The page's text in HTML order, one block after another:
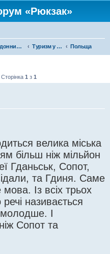
«Рюкзак»
Закордонний туризм Туризм у Європі Польща
1 з 1
велика міська
більш ніж мільйон
Гданьськ, Сопот,
та Гдиня. Саме
Із всіх трьох
називається
І
Сопот та